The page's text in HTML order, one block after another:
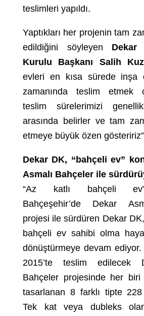
teslimleri yapıldı.
Yaptıkları her projenin tam
edildiğini söyleyen Dekar
Kurulu Başkanı Salih
evleri en kısa sürede inşa
zamanında teslim etmek
teslim sürelerimizi
arasında belirler ve tam
etmeye büyük özen
Dekar DK, “bahçeli ev”
Asmalı Bahçeler ile
“Az katlı bahçeli
Bahçeşehir’de Dekar
projesi ile sürdüren Dekar
bahçeli ev sahibi olma
dönüştürmeye devam ediyor.
2015’te teslim edilecek
Bahçeler projesinde her
tasarlanan 8 farklı tipte
Tek kat veya dubleks